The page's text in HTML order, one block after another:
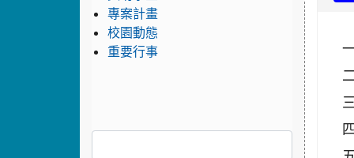
專案計畫
校園動態
重要行事